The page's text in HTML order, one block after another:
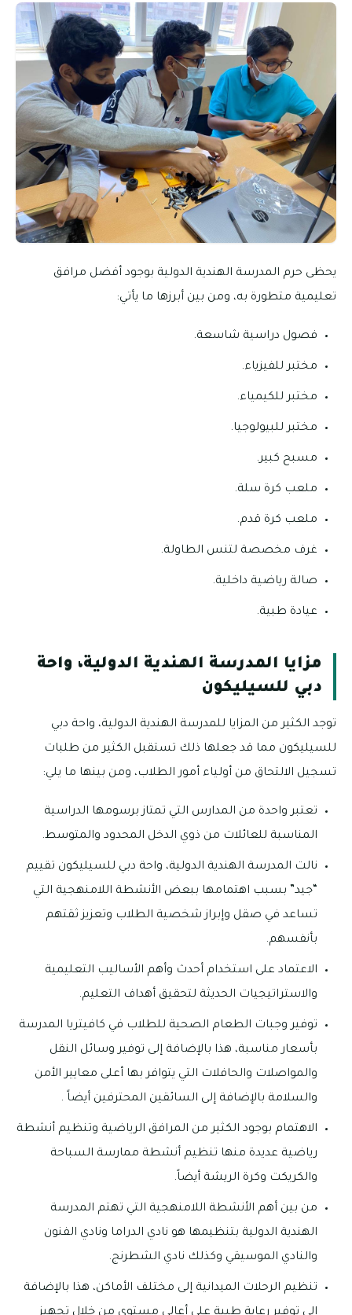
يحظى حرم المدرسة الهندية الدولية بوجود أفضل مرافق
تعليمية متطورة به، ومن بين أبرزها ما يأتي:
فصول دراسية شاسعة.
مختبر للفيزياء.
مختبر للكيمياء.
مختبر للبيولوجيا.
مسبح كبير.
ملعب كرة سلة.
ملعب كرة قدم.
غرف مخصصة لتنس الطاولة.
صالة رياضية داخلية.
عيادة طبية.
مزايا المدرسة الهندية الدولية، واحة
دبي للسيليكون
توجد الكثير من المزايا للمدرسة الهندية الدولية، واحة دبي
للسيليكون مما قد جعلها ذلك تستقبل الكثير من طلبات
تسجيل الالتحاق من أولياء أمور الطلاب، ومن بينها ما يلي:
تعتبر واحدة من المدارس التي تمتاز برسومها الدراسية
المناسبة للعائلات من ذوي الدخل المحدود والمتوسط.
نالت المدرسة الهندية الدولية، واحة دبي للسيليكون تقييم
“جيد” بسبب اهتمامها ببعض الأنشطة اللامنهجية التي
تساعد في صقل وإبراز شخصية الطلاب وتعزيز ثقتهم
بأنفسهم.
الاعتماد على استخدام أحدث وأهم الأساليب التعليمية
والاستراتيجيات الحديثة لتحقيق أهداف التعليم.
توفير وجبات الطعام الصحية للطلاب في كافيتريا المدرسة
بأسعار مناسبة، هذا بالإضافة إلى توفير وسائل النقل
والمواصلات والحافلات التي يتوافر بها أعلى معايير الأمن
والسلامة بالإضافة إلى السائقين المحترفين أيضاً .
الاهتمام بوجود الكثير من المرافق الرياضية وتنظيم أنشطة
رياضية عديدة منها تنظيم أنشطة ممارسة السباحة
والكريكت وكرة الريشة أيضاً.
من بين أهم الأنشطة اللامنهجية التي تهتم المدرسة
الهندية الدولية بتنظيمها هو نادي الدراما ونادي الفنون
والنادي الموسيقي وكذلك نادي الشطرنج.
تنظيم الرحلات الميدانية إلى مختلف الأماكن، هذا بالإضافة
إلى توفير رعاية طبية على أعالي مستوي من خلال تجهيز